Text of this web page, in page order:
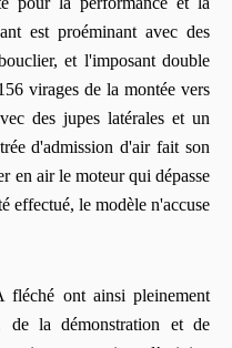
est proéminant avec des
et l'imposant double
virages de la montée vers
des jupes latérales et un
d'admission d'air fait son
en air le moteur qui dépasse
effectué, le modèle n'accuse
fléché ont ainsi pleinement
de la démonstration et de